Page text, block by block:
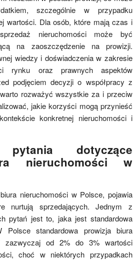
szczególnie w przypadku
wartości. Dla osób, które mają czas i
nieruchomości może być
na zaoszczędzenie na prowizji.
wiedzy i doświadczenia w zakresie
rynku oraz prawnych aspektów
podjęciem decyzji o współpracy z
rozważyć wszystkie za i przeciw
jakie korzyści mogą przynieść
konkretnej nieruchomości i
pytania dotyczące
nieruchomości w
nieruchomości w Polsce, pojawia
nurtują sprzedających. Jednym z
pytań jest to, jaka jest standardowa
Polsce standardowa prowizja biura
zazwyczaj od 2% do 3% wartości
choć w niektórych przypadkach